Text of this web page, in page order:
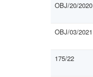
OBJ/20/2020
OBJ/03/2021
175/22